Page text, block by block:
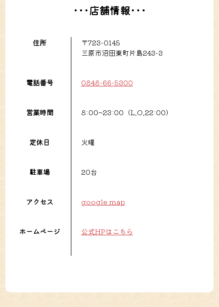
･･･店舗情報･･･
住所
〒723-0145
三原市沼田東町片島243-3
電話番号 0848-66-5300
営業時間 8:00~23:00（L.O.22:00）
定休日 火曜
駐車場 20台
アクセス google map
ホームページ 公式HPはこちら